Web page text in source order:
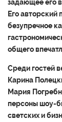
задающее его
Его авторский
безупречное
общего
Среди гостей
Карина
Мария
персоны шоу-
светских и